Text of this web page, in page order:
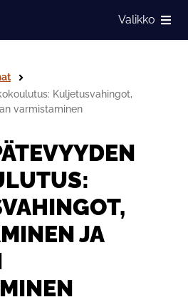
Näytä
Valikko
Kuljetusvahingot,
varmistaminen
JA